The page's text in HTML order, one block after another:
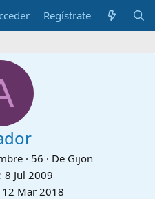
Regístrate
· 56 · De Gijon
8 Jul 2009
12 Mar 2018